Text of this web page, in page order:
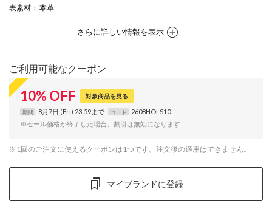
表素材 ： 本革
さらに詳しい情報を表示
ご利用可能なクーポン
10% OFF 対象商品を見る
期間 8月7日 (Fri) 23:59まで コード
2608HOLS10
※セール価格が終了した場合、割引は無効になります
※1回のご注文に使えるクーポンは1つです。注文後の適用はできません。
マイブランドに登録